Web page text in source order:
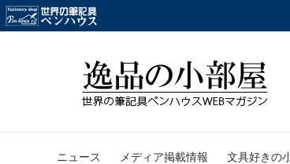
ニュース メディア掲載情報 文具好きの